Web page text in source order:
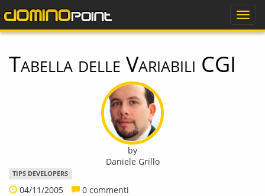
Tabella delle Variabili CGI
by
Daniele Grillo
TIPS DEVELOPERS
04/11/2005 0 commenti